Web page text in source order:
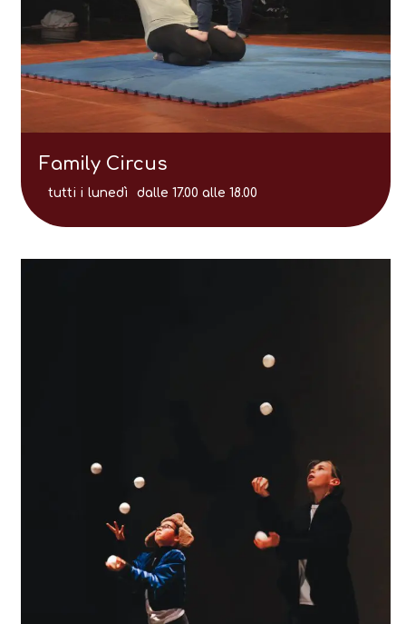
Family Circus
tutti i lunedì dalle 17.00 alle 18.00